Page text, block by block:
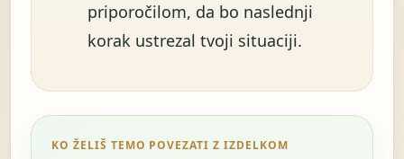
priporočilom, da bo naslednji
korak ustrezal tvoji situaciji.
KO ŽELIŠ TEMO POVEZATI Z IZDELKOM